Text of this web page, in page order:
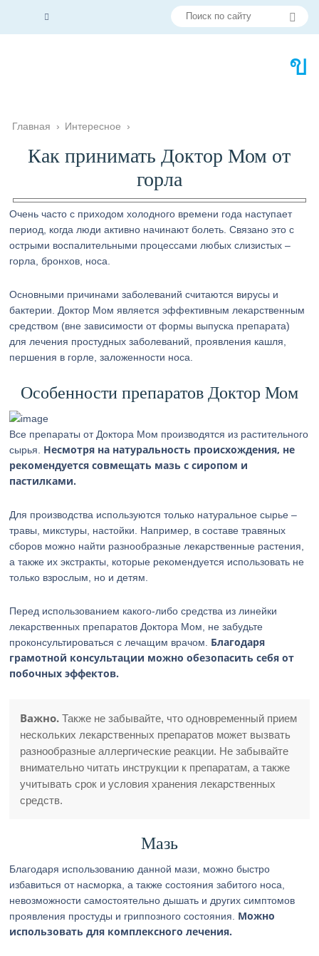
Главная › Интересное ›
Как принимать Доктор Мом от
горла
Очень часто с приходом холодного времени года наступает
период, когда люди активно начинают болеть. Связано это с
острыми воспалительными процессами любых слизистых –
горла, бронхов, носа.
Основными причинами заболеваний считаются вирусы и
бактерии. Доктор Мом является эффективным лекарственным
средством (вне зависимости от формы выпуска препарата)
для лечения простудных заболеваний, проявления кашля,
першения в горле, заложенности носа.
Особенности препаратов Доктор Мом
Все препараты от Доктора Мом производятся из растительного
сырья. Несмотря на натуральность происхождения, не
рекомендуется совмещать мазь с сиропом и
пастилками.
Для производства используются только натуральное сырье –
травы, микстуры, настойки. Например, в составе травяных
сборов можно найти разнообразные лекарственные растения,
а также их экстракты, которые рекомендуется использовать не
только взрослым, но и детям.
Перед использованием какого-либо средства из линейки
лекарственных препаратов Доктора Мом, не забудьте
проконсультироваться с лечащим врачом. Благодаря
грамотной консультации можно обезопасить себя от
побочных эффектов.
Важно. Также не забывайте, что одновременный прием
нескольких лекарственных препаратов может вызвать
разнообразные аллергические реакции. Не забывайте
внимательно читать инструкции к препаратам, а также
учитывать срок и условия хранения лекарственных
средств.
Мазь
Благодаря использованию данной мази, можно быстро
избавиться от насморка, а также состояния забитого носа,
невозможности самостоятельно дышать и других симптомов
проявления простуды и гриппозного состояния. Можно
использовать для комплексного лечения.